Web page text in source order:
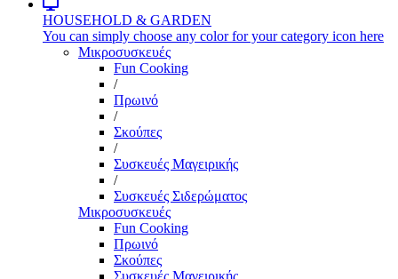
HOUSEHOLD & GARDEN
You can simply choose any color for your category icon here
Μικροσυσκευές
Fun Cooking
/
Πρωινό
/
Σκούπες
/
Συσκευές Μαγειρικής
/
Συσκευές Σιδερώματος
Μικροσυσκευές
Fun Cooking
Πρωινό
Σκούπες
Συσκευές Μαγειρικής